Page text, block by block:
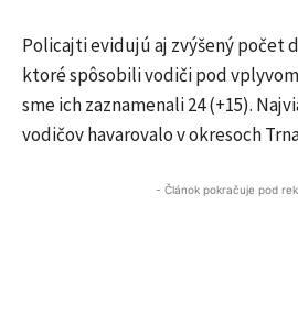
Policajti evidujú aj zvýšený počet
ktoré spôsobili vodiči pod
sme ich zaznamenali 24 (+15).
vodičov havarovalo v okresoch
- Článok pokračuje pod